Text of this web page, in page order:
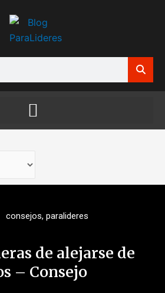
consejos, paralideres
de alejarse de
– Consejo